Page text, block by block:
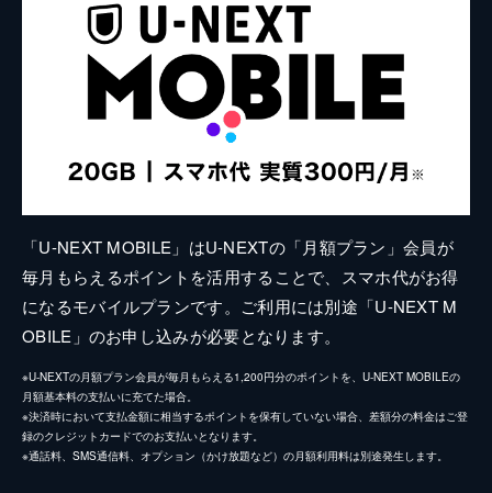
「U-NEXT MOBILE」はU-NEXTの「月額プラン」会員が
毎月もらえるポイントを活用することで、スマホ代がお得
になるモバイルプランです。ご利用には別途「U-NEXT M
OBILE」のお申し込みが必要となります。
※U-NEXTの月額プラン会員が毎月もらえる1,200円分のポイントを、U-NEXT MOBILEの
月額基本料の支払いに充てた場合。
※決済時において支払金額に相当するポイントを保有していない場合、差額分の料金はご登
録のクレジットカードでのお支払いとなります。
※通話料、SMS通信料、オプション（かけ放題など）の月額利用料は別途発生します。